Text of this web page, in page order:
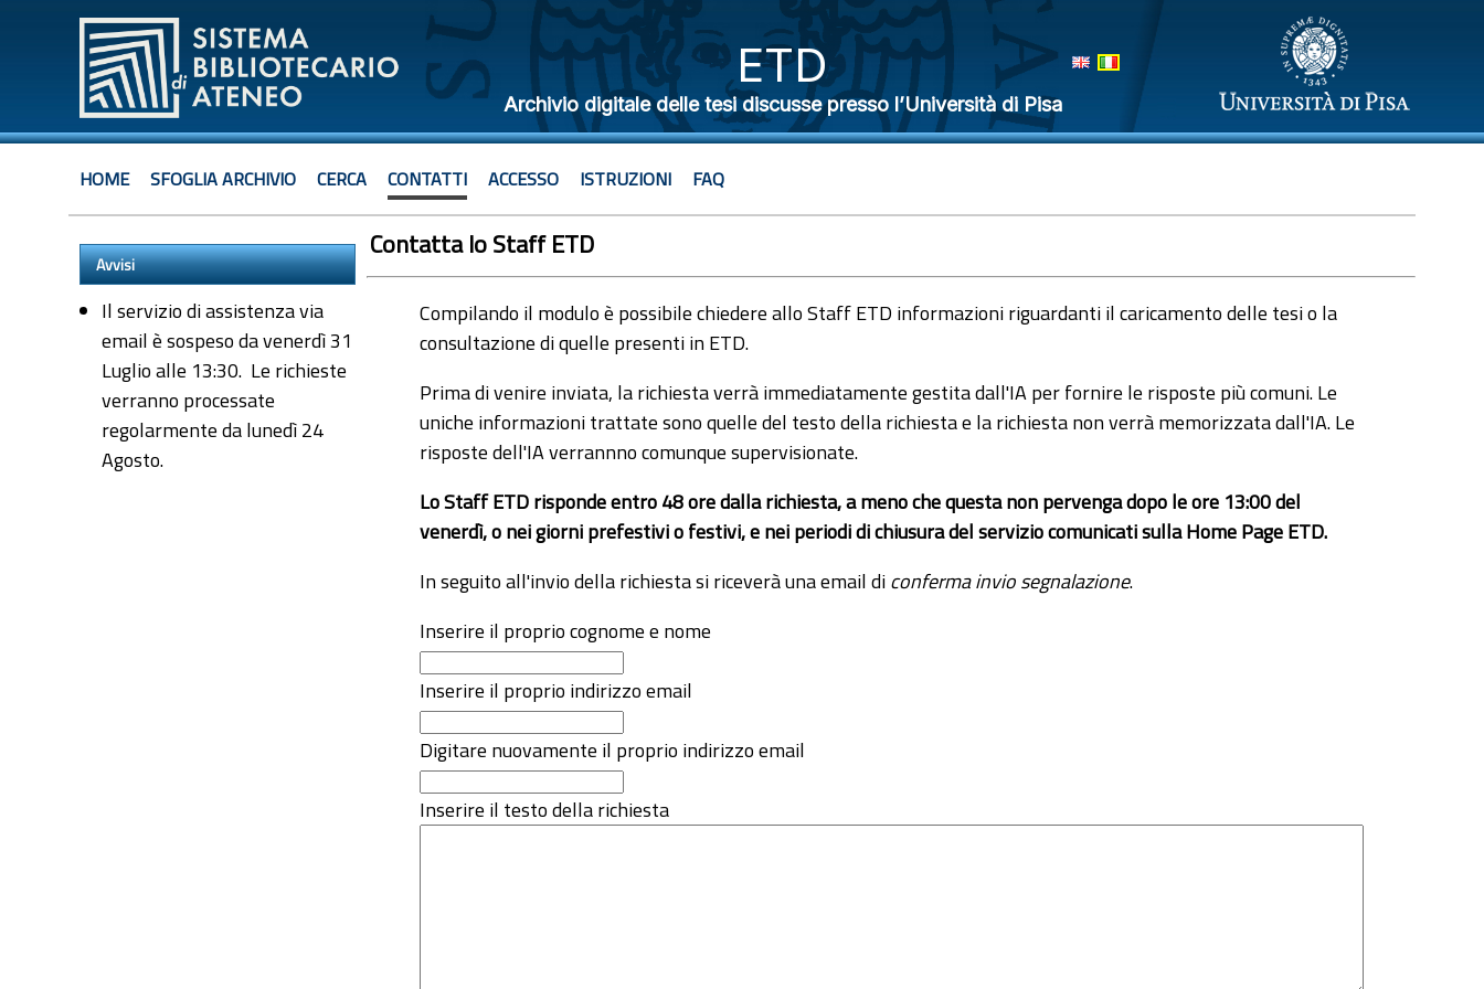
ETD
Archivio digitale delle tesi discusse presso l’Università di Pisa
HOME SFOGLIA ARCHIVIO CERCA CONTATTI ACCESSO ISTRUZIONI FAQ
Avvisi
Il servizio di assistenza via
email è sospeso da venerdì 31
Luglio alle 13:30. Le richieste
verranno processate
regolarmente da lunedì 24
Agosto.
Contatta lo Staff ETD
Compilando il modulo è possibile chiedere allo Staff ETD informazioni riguardanti il caricamento delle tesi o la
consultazione di quelle presenti in ETD.
Prima di venire inviata, la richiesta verrà immediatamente gestita dall'IA per fornire le risposte più comuni. Le
uniche informazioni trattate sono quelle del testo della richiesta e la richiesta non verrà memorizzata dall'IA. Le
risposte dell'IA verrannno comunque supervisionate.
Lo Staff ETD risponde entro 48 ore dalla richiesta, a meno che questa non pervenga dopo le ore 13:00 del
venerdì, o nei giorni prefestivi o festivi, e nei periodi di chiusura del servizio comunicati sulla Home Page ETD.
In seguito all'invio della richiesta si riceverà una email diconferma invio segnalazione.
Inserire il proprio cognome e nome
Inserire il proprio indirizzo email
Digitare nuovamente il proprio indirizzo email
Inserire il testo della richiesta